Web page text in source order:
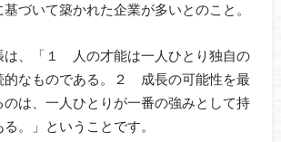
づいて築かれた企業が多いとのこと。
は、「１ 人の才能は一人ひとり独自の
的なものである。２ 成長の可能性を最
のは、一人ひとりが一番の強みとして持
。」ということです。